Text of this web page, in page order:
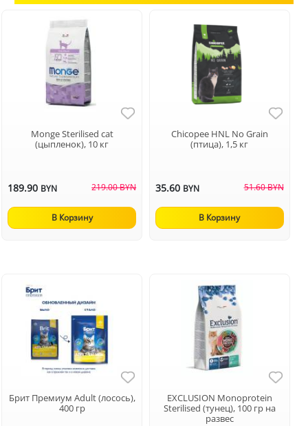
Monge Sterilised cat
(цыпленок), 10 кг
189.90 BYN 219.00 BYN
В Корзину
Chicopee HNL No Grain
(птица), 1,5 кг
35.60 BYN 51.60 BYN
В Корзину
Брит Премиум Adult (лосось),
400 гр
EXCLUSION Monoprotein
Sterilised (тунец), 100 гр на
развес